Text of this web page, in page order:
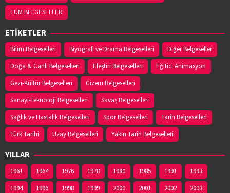
TÜM BELGESELLER
ETİKETLER
Bilim Belgeselleri Biyografi ve Drama Belgeselleri
Diğer Belgeseller
Doğa & Canlı Belgeselleri
Eleştiri Belgeselleri
Eğitici Animasyon
Gezi-Kültür Belgeselleri
Gizem Belgeselleri
Sanayi-Teknoloji Belgeselleri
Savaş Belgeselleri
Sağlık ve Hastalık Belgeselleri
Spor Belgeselleri
Tarih Belgeselleri
Türk Tarihi
Uzay Belgeselleri Yakın Tarih Belgeselleri
YILLAR
1961 1964 1976 1978 1980 1985 1991
1993
1994
1996 1998 1999 2000 2001 2002 2003